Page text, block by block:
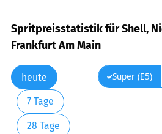
Spritpreisstatistik für Shell,
Frankfurt Am Main
heute
7 Tage
28 Tage
Super (E5)